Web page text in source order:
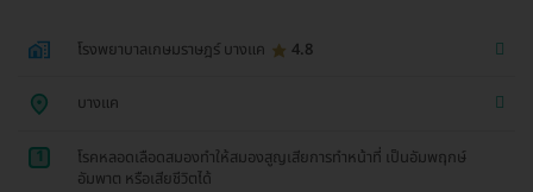
โรงพยาบาลเกษมราษฎร์ บางแค 4.8
บางแค
1
โรคหลอดเลือดสมองทำให้สมองสูญเสียการทำหน้าที่ เป็นอัมพฤกษ์
อัมพาต หรือเสียชีวิตได้